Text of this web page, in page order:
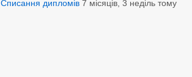
Списання дипломів 7 місяців, 3 неділь тому